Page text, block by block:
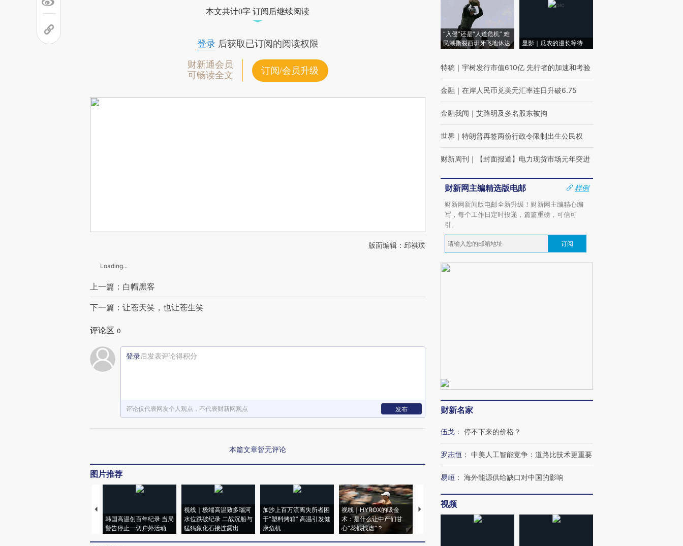
本文共计0字 订阅后继续阅读
登录后获取已订阅的阅读权限
财新通会员
可畅读全文
订阅/会员升级
版面编辑：邱祺璞
Loading...
上一篇：白帽黑客
下一篇：让苍天笑，也让苍生笑
评论区 0
登录后发表评论得积分
评论仅代表网友个人观点，不代表财新网观点 发布
本篇文章暂无评论
图片推荐
韩国高温创百年纪录 当局
警告停止一切户外活动
视线｜极端高温致多瑙河
水位跌破纪录 二战沉船与
猛犸象化石接连露出
加沙上百万流离失所者困
于“塑料烤箱” 高温引发健
康危机
视线｜HYROX的吸金
术：是什么让中产们甘
心“花钱找虐”？
马航飞行员跨国走私7万
粒摇头丸 尿检体内含3种
度Z世代 用街头抗争将教
“入侵”还是“人道危机” 难
民潮撕裂西班牙飞地休达
显影｜瓜农的漫长等待
特稿 ｜ 宇树发行市值610亿 先行者的加速和考验
金融 ｜ 在岸人民币兑美元汇率连日升破6.75
金融我闻 ｜ 艾路明及多名股东被拘
世界 ｜ 特朗普再签两份行政令限制出生公民权
财新周刊 ｜ 【封面报道】电力现货市场元年突进
财新网主编精选版电邮
样例
财新网新闻版电邮全新升级！财新网主编精心编
写，每个工作日定时投递，篇篇重磅，可信可
引。
订阅
财新名家
伍戈 ： 停不下来的价格？
罗志恒 ： 中美人工智能竞争：道路比技术更重要
易峘 ： 海外能源供给缺口对中国的影响
视频